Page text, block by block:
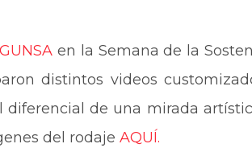
en la Semana de la
distintos videos
diferencial de una mirada
del rodajeAQUÍ.